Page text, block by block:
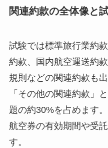
関連約款の全体像と
試験では標準旅行業約
約款、国内航空運送約
規則などの関連約款も
「その他の関連約款」
題の約30%を占めます
航空券の有効期間や受
す。